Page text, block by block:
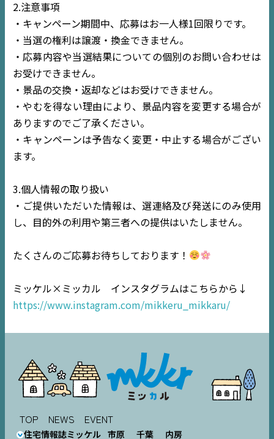
2.注意事項
・キャンペーン期間中、応募はお一人様1回限りです。
・当選の権利は譲渡・換金できません。
・応募内容や当選結果についての個別のお問い合わせは
お受けできません。
・景品の交換・返却などはお受けできません。
・やむを得ない理由により、景品内容を変更する場合が
ありますのでご了承ください。
・キャンペーンは予告なく変更・中止する場合がござい
ます。
3.個人情報の取り扱い
・ご提供いただいた情報は、選連絡及び発送にのみ使用
し、目的外の利用や第三者への提供はいたしません。
たくさんのご応募お待ちしております！
ミッケル×ミッカル インスタグラムはこちらから↓
https://www.instagram.com/mikkeru_mikkaru/
TOP NEWS EVENT
住宅情報誌ミッケル 市原 千葉 内房